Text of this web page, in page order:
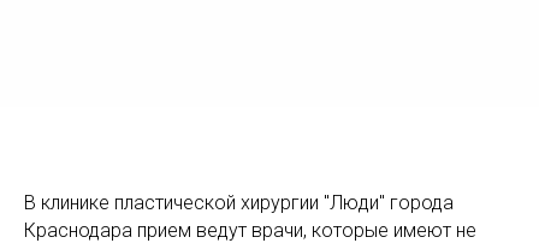
В клинике пластической хирургии "Люди" города
Краснодара прием ведут врачи, которые имеют не